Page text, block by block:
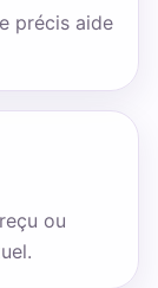
précis aide
ou